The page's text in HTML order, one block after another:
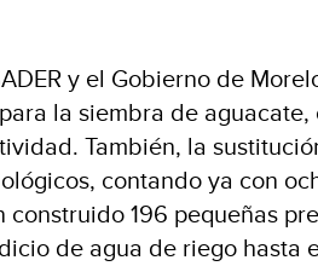
y el Gobierno de
la siembra de aguacate,
También, la
contando ya con
196 pequeñas
de agua de riego hasta